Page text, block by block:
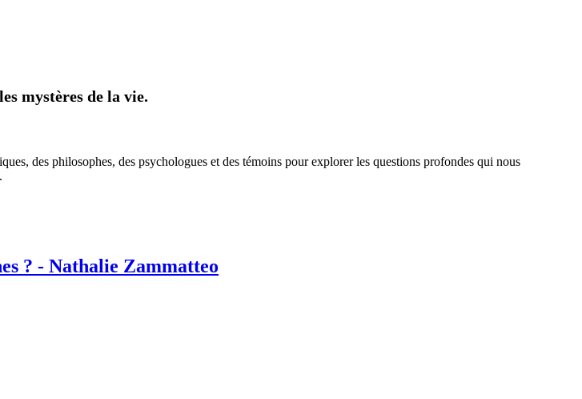
mystères de la vie.
des philosophes, des psychologues et des témoins pour explorer les questions profondes qui nous
? - Nathalie Zammatteo